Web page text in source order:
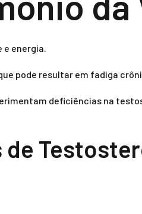
e energia.
pode resultar em fadiga
deficiências na